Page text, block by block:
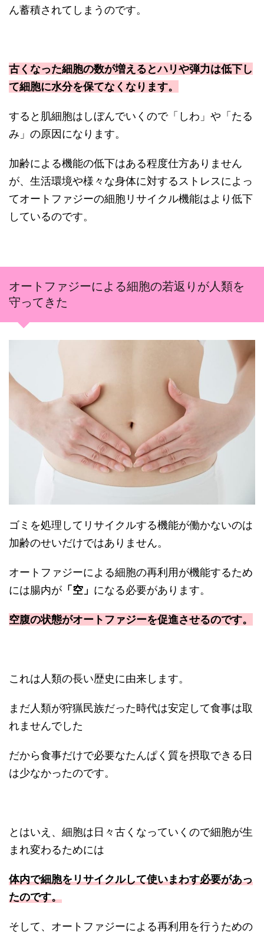
ん蓄積されてしまうのです。
古くなった細胞の数が増えるとハリや弾力は低下し
て細胞に水分を保てなくなります。
すると肌細胞はしぼんでいくので「しわ」や「たる
み」の原因になります。
加齢による機能の低下はある程度仕方ありません
が、生活環境や様々な身体に対するストレスによっ
てオートファジーの細胞リサイクル機能はより低下
しているのです。
オートファジーによる細胞の若返りが人類を
守ってきた
ゴミを処理してリサイクルする機能が働かないのは
加齢のせいだけではありません。
オートファジーによる細胞の再利用が機能するため
には腸内が 「空」 になる必要があります。
空腹の状態がオートファジーを促進させるのです。
これは人類の長い歴史に由来します。
まだ人類が狩猟民族だった時代は安定して食事は取
れませんでした
だから食事だけで必要なたんぱく質を摂取できる日
は少なかったのです。
とはいえ、細胞は日々古くなっていくので細胞が生
まれ変わるためには
体内で細胞をリサイクルして使いまわす必要があっ
たのです。
そして、オートファジーによる再利用を行うための